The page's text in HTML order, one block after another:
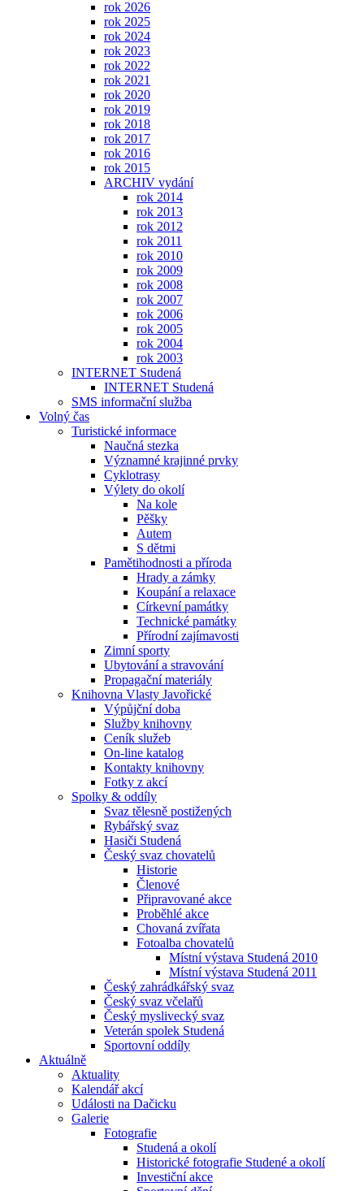
rok 2026
rok 2025
rok 2024
rok 2023
rok 2022
rok 2021
rok 2020
rok 2019
rok 2018
rok 2017
rok 2016
rok 2015
ARCHIV vydání
rok 2014
rok 2013
rok 2012
rok 2011
rok 2010
rok 2009
rok 2008
rok 2007
rok 2006
rok 2005
rok 2004
rok 2003
INTERNET Studená
INTERNET Studená
SMS informační služba
Volný čas
Turistické informace
Naučná stezka
Významné krajinné prvky
Cyklotrasy
Výlety do okolí
Na kole
Pěšky
Autem
S dětmi
Pamětihodnosti a příroda
Hrady a zámky
Koupání a relaxace
Církevní památky
Technické památky
Přírodní zajímavosti
Zimní sporty
Ubytování a stravování
Propagační materiály
Knihovna Vlasty Javořické
Výpůjční doba
Služby knihovny
Ceník služeb
On-line katalog
Kontakty knihovny
Fotky z akcí
Spolky & oddíly
Svaz tělesně postižených
Rybářský svaz
Hasiči Studená
Český svaz chovatelů
Historie
Členové
Připravované akce
Proběhlé akce
Chovaná zvířata
Fotoalba chovatelů
Místní výstava Studená 2010
Místní výstava Studená 2011
Český zahrádkářský svaz
Český svaz včelařů
Český myslivecký svaz
Veterán spolek Studená
Sportovní oddíly
Aktuálně
Aktuality
Kalendář akcí
Události na Dačicku
Galerie
Fotografie
Studená a okolí
Historické fotografie Studené a okolí
Investiční akce